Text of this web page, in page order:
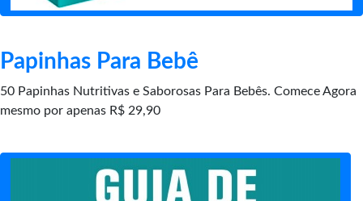
Papinhas Para Bebê
50 Papinhas Nutritivas e Saborosas Para Bebês. Comece Agora
mesmo por apenas R$ 29,90